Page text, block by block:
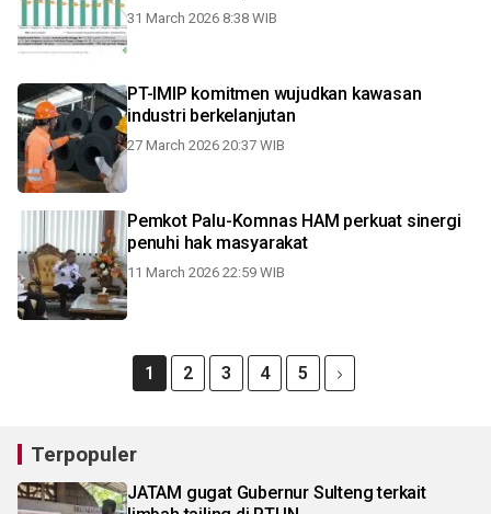
31 March 2026 8:38 WIB
PT-IMIP komitmen wujudkan kawasan
industri berkelanjutan
27 March 2026 20:37 WIB
Pemkot Palu-Komnas HAM perkuat sinergi
penuhi hak masyarakat
11 March 2026 22:59 WIB
1 2 3 4 5
Terpopuler
JATAM gugat Gubernur Sulteng terkait